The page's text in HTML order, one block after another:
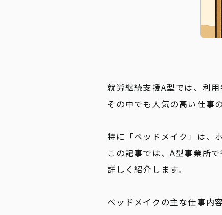
就労継続支援A型では、利
その中でも人気の高い仕事
特に「ベッドメイク」は、
この記事では、A型事業所
詳しく紹介します。
ベッドメイクの主な仕事内容